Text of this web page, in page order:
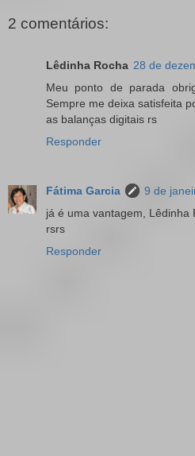
2 comentários:
Lêdinha Rocha 28 de
Meu ponto de parada
Sempre me deixa satisfeita
as balanças digitais rs
Responder
Fátima Garcia
9 de
já é uma vantagem, Lêdinha
rsrs
Responder